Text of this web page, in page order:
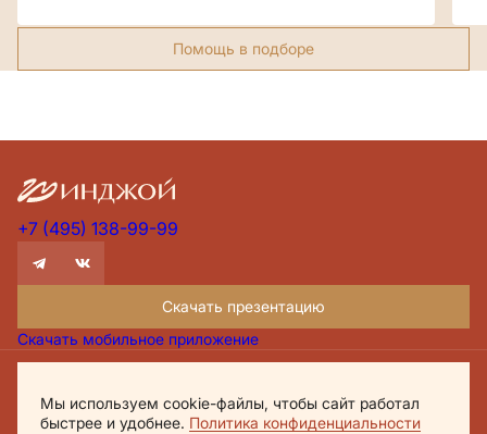
Помощь в подборе
+7 (495) 138-99-99
Скачать презентацию
Скачать мобильное приложение
Политика обработки персональных данных
Обращаем внимание, что настоящий материал носит исключительно
Мы используем cookie-файлы, чтобы сайт работал
быстрее и удобнее. Политика конфиденциальности